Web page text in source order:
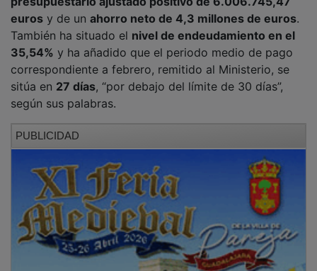
eurosy de unahorro neto de 4,3 millones de euros
También ha situado elnivel de endeudamiento en el
35,54%y ha añadido que el periodo medio de pago
correspondiente a febrero, remitido al Ministerio, se
sitúa en27 días, “por debajo del límite de 30 días”,
según sus palabras.